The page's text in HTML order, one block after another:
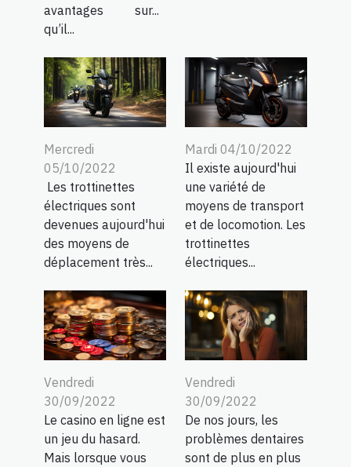
avantages
qu’il...
sur...
Mercredi
05/10/2022
Les trottinettes
électriques sont
devenues aujourd'hui
des moyens de
déplacement très...
Mardi 04/10/2022
Il existe aujourd'hui
une variété de
moyens de transport
et de locomotion. Les
trottinettes
électriques...
Vendredi
30/09/2022
Le casino en ligne est
un jeu du hasard.
Mais lorsque vous
Vendredi
30/09/2022
De nos jours, les
problèmes dentaires
sont de plus en plus